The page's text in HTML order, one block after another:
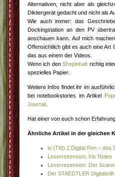
Alternativen, nicht aber als
Diktiergerät gedacht und nicht als
Wie auch immer: das
Dockingstation an den PV
anschauen kann. Auf mich
Offensichtlich gibt es auch eine Art
das aus einem der Videos.
Wenn ich denShopinhalt richtig
spezielles Papier.
Weitere Infos findet ihr im
bei notebookstories im Artikel
Journal
Hat einer von euch schon
Ähnliche Artikel in der gleichen
io (TM) 2 Digital Pen – das
Leserrezension: Iris Notes
Leserrezension: Der
Der STAEDTLER Digitalstift